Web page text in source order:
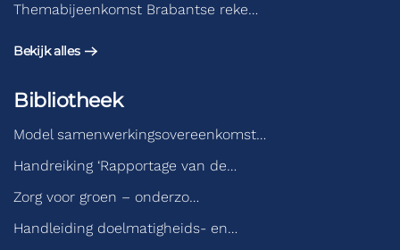
Themabijeenkomst Brabantse reke…
Bekijk alles
Bibliotheek
Model samenwerkingsovereenkomst…
Handreiking ‘Rapportage van de…
Zorg voor groen – onderzo…
Handleiding doelmatigheids- en…